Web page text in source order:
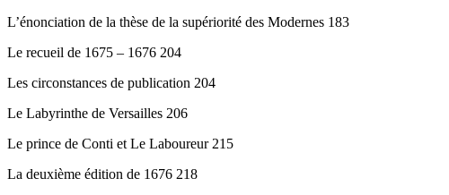
L’énonciation de la thèse de la supériorité des Modernes 183
Le recueil de 1675 – 1676 204
Les circonstances de publication 204
Le Labyrinthe de Versailles 206
Le prince de Conti et Le Laboureur 215
La deuxième édition de 1676 218